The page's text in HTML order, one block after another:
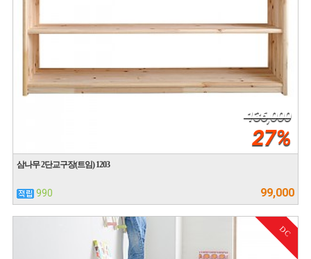
136,000
27%
삼나무 2단교구장(트임) 1203
990 99,000
DC